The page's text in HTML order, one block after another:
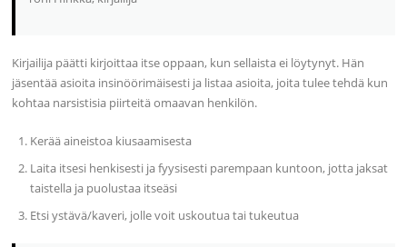
Kirjailija päätti kirjoittaa itse oppaan, kun sellaista ei löytynyt. Hän
jäsentää asioita insinöörimäisesti ja listaa asioita, joita tulee tehdä kun
kohtaa narsistisia piirteitä omaavan henkilön.
Kerää aineistoa kiusaamisesta
Laita itsesi henkisesti ja fyysisesti parempaan kuntoon, jotta jaksat
taistella ja puolustaa itseäsi
Etsi ystävä/kaveri, jolle voit uskoutua tai tukeutua